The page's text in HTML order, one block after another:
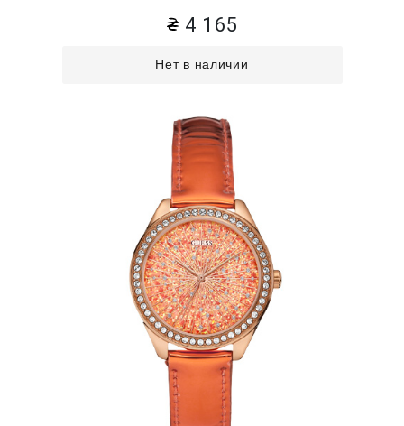
4 165
Нет в наличии